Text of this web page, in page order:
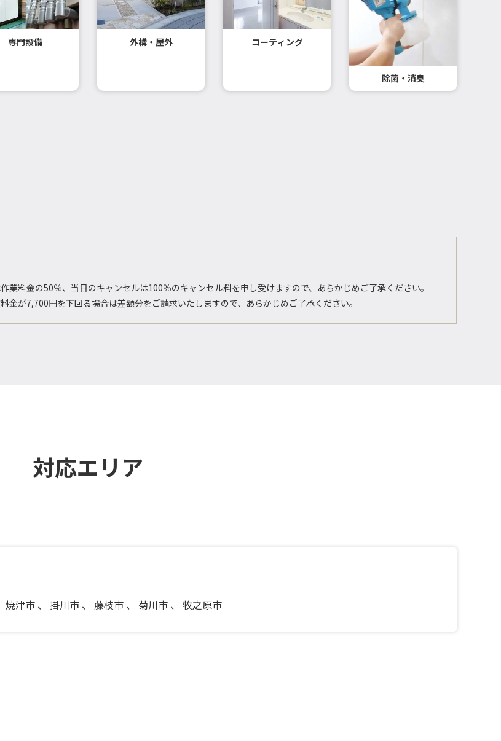
専門設備 外構・屋外 コーティング
除菌・消臭
料金の50％、当日のキャンセルは100％のキャンセル料を申し受けますので、あらかじめご了承ください。
が7,700円を下回る場合は差額分をご請求いたしますので、あらかじめご了承ください。
対応エリア
焼津市 、 掛川市 、 藤枝市 、 菊川市 、 牧之原市